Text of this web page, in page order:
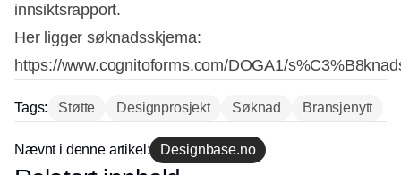
innsiktsrapport.
Her ligger søknadsskjema:
https://www.cognitoforms.com/DOGA1/
Annonce
Tags: Støtte Designprosjekt Søknad Bransjenytt
Nævnt i denne artikel: Designbase.no